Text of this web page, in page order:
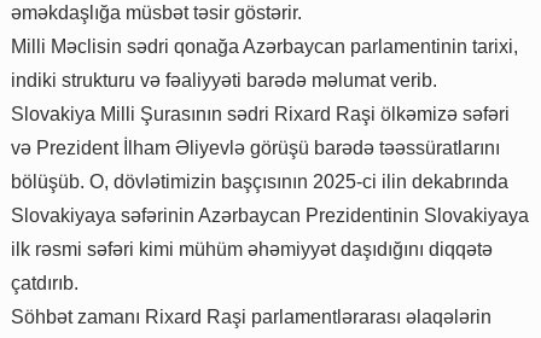
əməkdaşlığa müsbət təsir göstərir.
Milli Məclisin sədri qonağa Azərbaycan parlamentinin tarixi,
indiki strukturu və fəaliyyəti barədə məlumat verib.
Slovakiya Milli Şurasının sədri Rixard Raşi ölkəmizə səfəri
və Prezident İlham Əliyevlə görüşü barədə təəssüratlarını
bölüşüb. O, dövlətimizin başçısının 2025-ci ilin dekabrında
Slovakiyaya səfərinin Azərbaycan Prezidentinin Slovakiyaya
ilk rəsmi səfəri kimi mühüm əhəmiyyət daşıdığını diqqətə
çatdırıb.
Söhbət zamanı Rixard Raşi parlamentlərarası əlaqələrin